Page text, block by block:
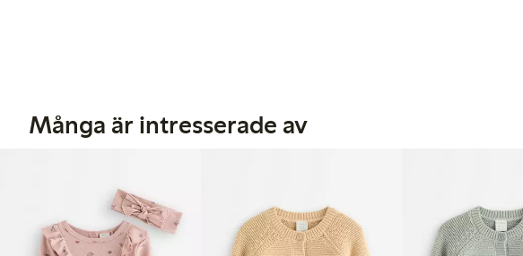
Många är intresserade av